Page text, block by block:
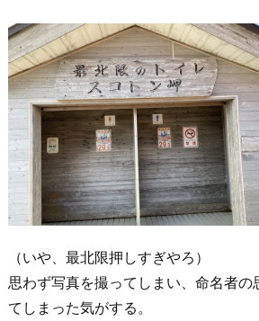
（いや、最北限押しすぎやろ）
思わず写真を撮ってしまい、命名者の
てしまった気がする。